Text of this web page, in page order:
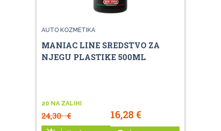
AUTO KOZMETIKA
MANIAC LINE SREDSTVO ZA
NJEGU PLASTIKE 500ML
20 NA ZALIHI
24,30€ 16,28€